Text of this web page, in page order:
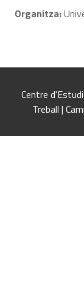
Organitza:
Centre
Treball |